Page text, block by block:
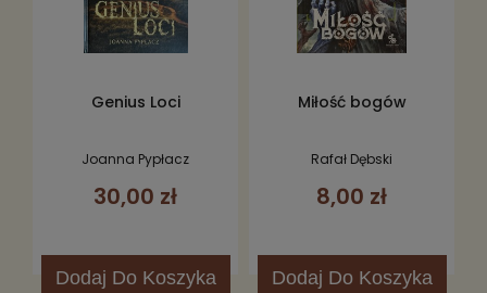
Genius Loci
Joanna Pypłacz
30,00 zł
Dodaj Do Koszyka
Miłość bogów
Rafał Dębski
8,00 zł
Dodaj Do Koszyka